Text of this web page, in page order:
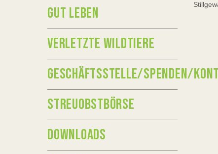
GUT LEBEN
VERLETZTE WILDTIERE
GESCHÄFTSSTELLE/SPENDEN/
STREUOBSTBÖRSE
DOWNLOADS